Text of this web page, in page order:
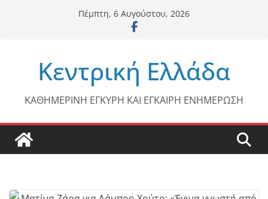
Πέμπτη, 6 Αυγούστου, 2026
Κεντρική Ελλάδα
ΚΑΘΗΜΕΡΙΝΗ ΕΓΚΥΡΗ ΚΑΙ ΕΓΚΑΙΡΗ ΕΝΗΜΕΡΩΣΗ